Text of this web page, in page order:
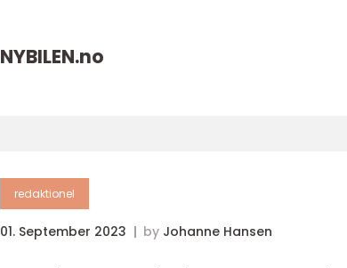
NYBILEN.no
redaktionel
01. September 2023 by Johanne Hansen